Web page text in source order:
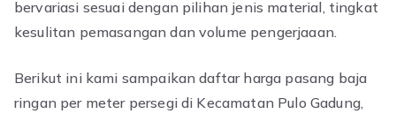
bervariasi sesuai dengan pilihan jenis material, tingkat
kesulitan pemasangan dan volume pengerjaaan.
Berikut ini kami sampaikan daftar harga pasang baja
ringan per meter persegi di Kecamatan Pulo Gadung,